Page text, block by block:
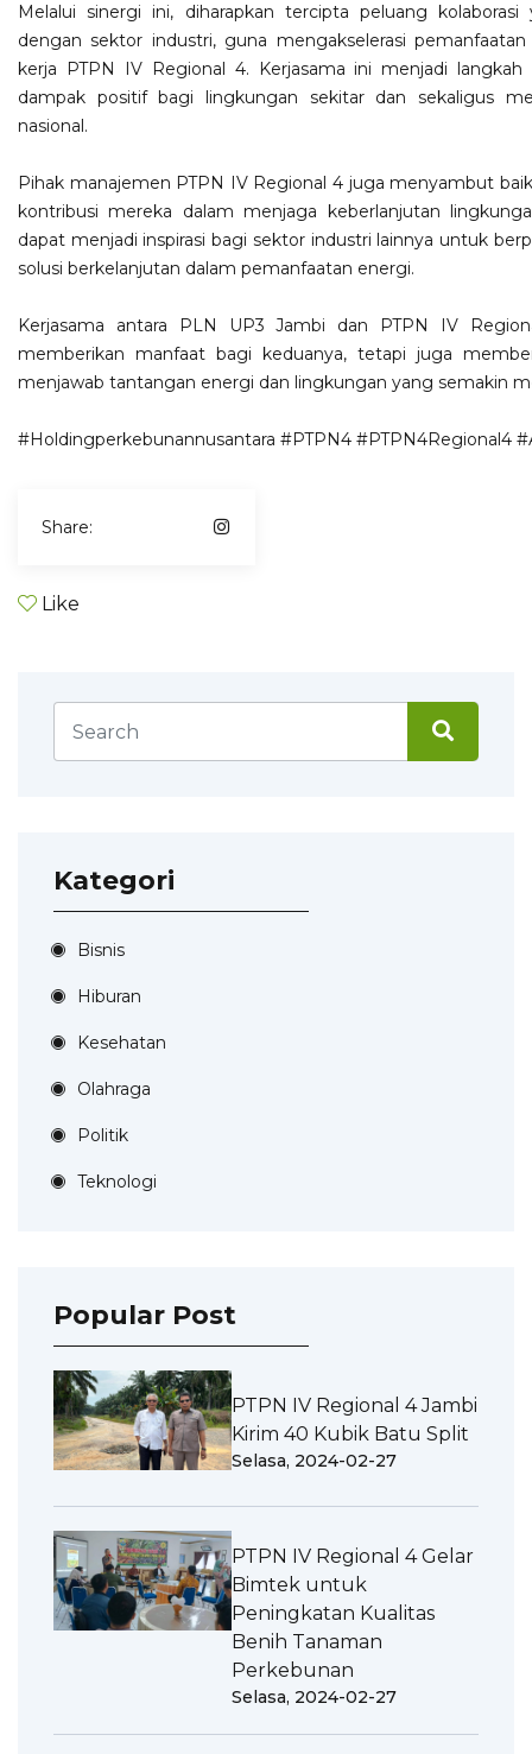
Melalui sinergi ini, diharapkan tercipta peluang
dengan sektor industri, guna mengakselerasi
kerja PTPN IV Regional 4. Kerjasama ini menjadi
dampak positif bagi lingkungan sekitar dan sekaligus
nasional.
Pihak manajemen PTPN IV Regional 4 juga menyambut
kontribusi mereka dalam menjaga keberlanjutan
dapat menjadi inspirasi bagi sektor industri lainnya untuk
solusi berkelanjutan dalam pemanfaatan energi.
Kerjasama antara PLN UP3 Jambi dan PTPN IV
memberikan manfaat bagi keduanya, tetapi juga
menjawab tantangan energi dan lingkungan yang semakin
#Holdingperkebunannusantara #PTPN4 #PTPN4Regional4
Share:
Like
Kategori
Bisnis
Hiburan
Kesehatan
Olahraga
Politik
Teknologi
Popular Post
PTPN IV Regional 4 Jambi
Kirim 40 Kubik Batu Split
Selasa, 2024-02-27
PTPN IV Regional 4 Gelar
Bimtek untuk
Peningkatan Kualitas
Benih Tanaman
Perkebunan
Selasa, 2024-02-27